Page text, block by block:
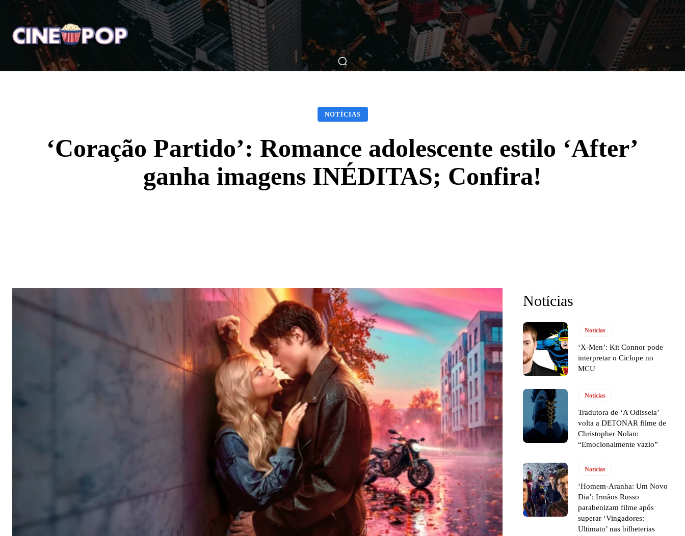
Home Notícias Críticas Breve Nos Cinemas Matérias Nos Cinemas Filmes Séries Música Gênero
NOTÍCIAS
‘Coração Partido’: Romance adolescente estilo ‘After’
ganha imagens INÉDITAS; Confira!
Notícias
Notícias
‘X-Men’: Kit Connor pode
interpretar o Ciclope no
MCU
Notícias
Tradutora de ‘A Odisseia’
volta a DETONAR filme de
Christopher Nolan:
“Emocionalmente vazio”
Notícias
‘Homem-Aranha: Um Novo
Dia’: Irmãos Russo
parabenizam filme após
superar ‘Vingadores:
Ultimato’ nas bilheterias